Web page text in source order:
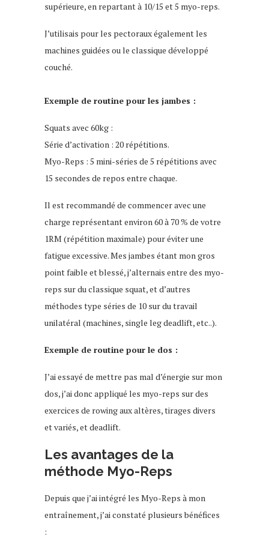
supérieure, en repartant à 10/15 et 5 myo-reps.
J’utilisais pour les pectoraux également les
machines guidées ou le classique développé
couché.
Exemple de routine pour les jambes :
Squats avec 60kg :
Série d’activation : 20 répétitions.
Myo-Reps : 5 mini-séries de 5 répétitions avec
15 secondes de repos entre chaque.
Il est recommandé de commencer avec une
charge représentant environ 60 à 70 % de votre
1RM (répétition maximale) pour éviter une
fatigue excessive. Mes jambes étant mon gros
point faible et blessé, j’alternais entre des myo-
reps sur du classique squat, et d’autres
méthodes type séries de 10 sur du travail
unilatéral (machines, single leg deadlift, etc..).
Exemple de routine pour le dos :
J’ai essayé de mettre pas mal d’énergie sur mon
dos, j’ai donc appliqué les myo-reps sur des
exercices de rowing aux altères, tirages divers
et variés, et deadlift.
Les avantages de la
méthode Myo-Reps
Depuis que j’ai intégré les Myo-Reps à mon
entraînement, j’ai constaté plusieurs bénéfices
: